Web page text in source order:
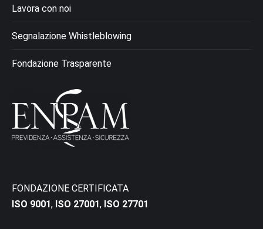
Lavora con noi
Segnalazione Whistleblowing
Fondazione Trasparente
FONDAZIONE CERTIFICATA
ISO 9001, ISO 27001, ISO 27701